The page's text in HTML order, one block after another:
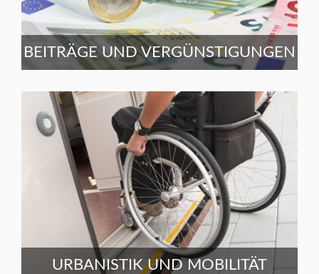
BEITRÄGE UND VERGÜNSTIGUNGEN
URBANISTIK UND MOBILITÄT